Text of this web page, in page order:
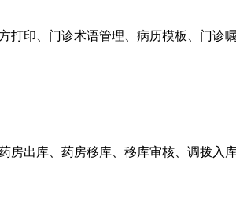
印、门诊术语管理、病历模板、门诊嘱
出库、药房移库、移库审核、调拨入